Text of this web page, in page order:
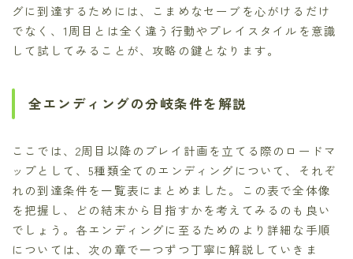
グに到達するためには、こまめなセーブを心がけるだけ
でなく、1周目とは全く違う行動やプレイスタイルを意識
して試してみることが、攻略の鍵となります。
全エンディングの分岐条件を解説
ここでは、2周目以降のプレイ計画を立てる際のロードマ
ップとして、5種類全てのエンディングについて、それぞ
れの到達条件を一覧表にまとめました。この表で全体像
を把握し、どの結末から目指すかを考えてみるのも良い
でしょう。各エンディングに至るためのより詳細な手順
については、次の章で一つずつ丁寧に解説していきま